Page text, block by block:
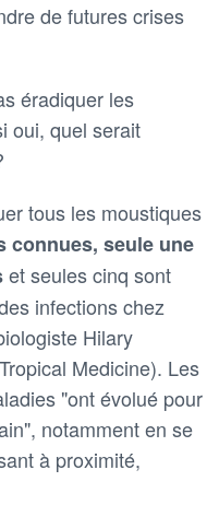
de futures crises
éradiquer les
oui, quel serait
tous les moustiques
connues, seule une
et seules cinq sont
infections chez
Hilary
Medicine). Les
"ont évolué pour
notamment en se
à proximité,